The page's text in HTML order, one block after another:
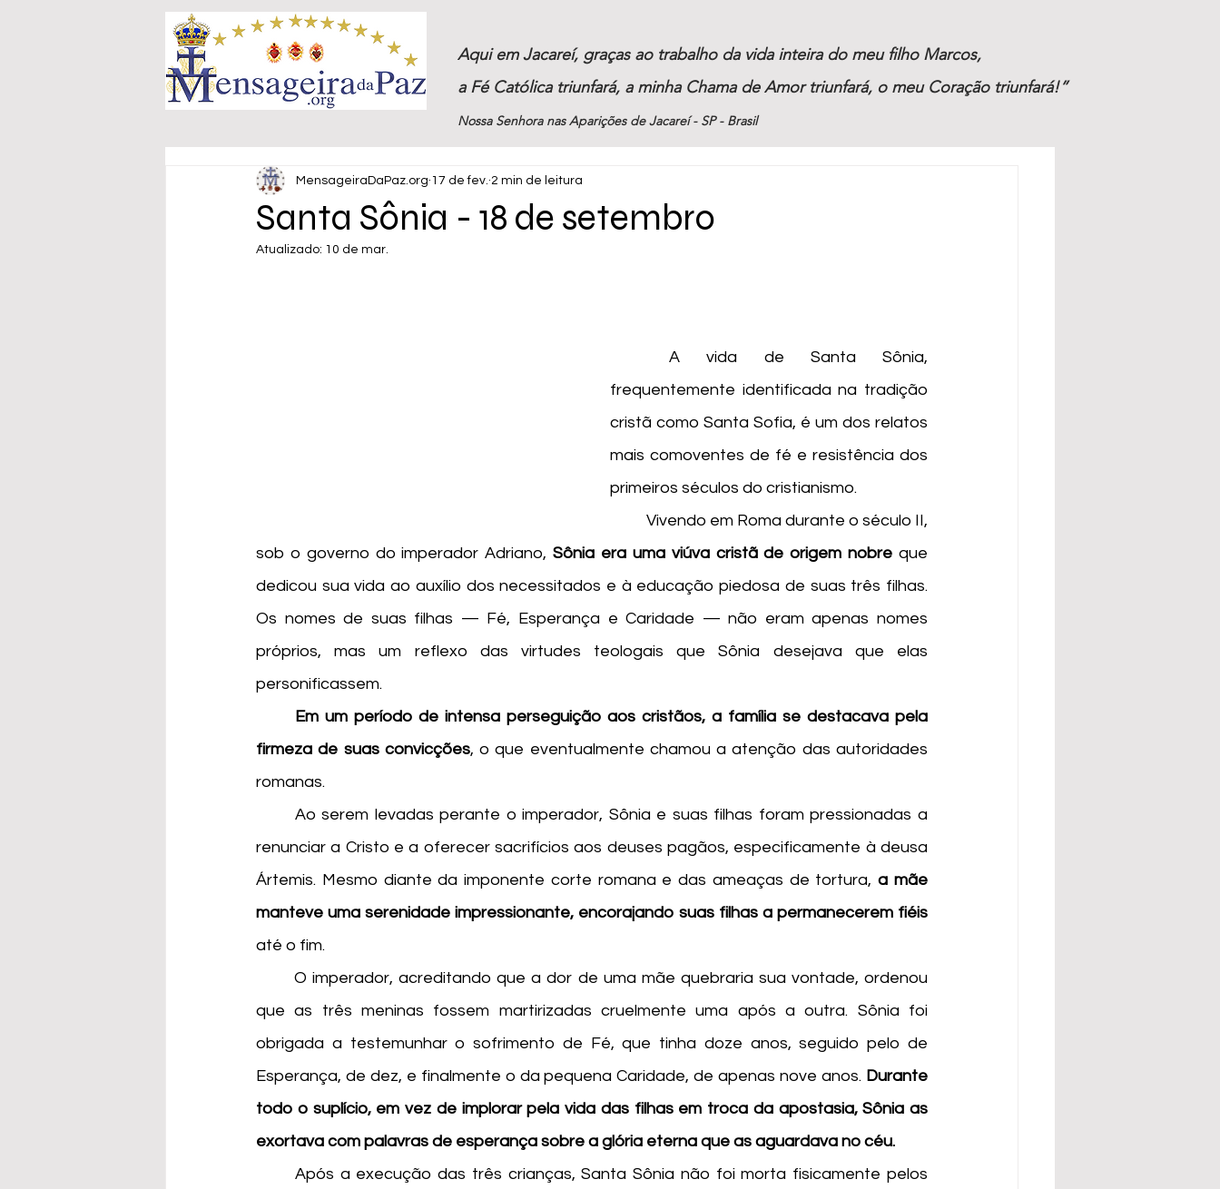
Aqui em Jacareí, graças ao trabalho da vida inteira do meu filho Marcos,
a Fé Católica triunfará, a minha Chama de Amor triunfará, o meu Coração triunfará!”
Nossa Senhora nas Aparições de Jacareí - SP - Brasil
Santa Sônia - 18 de setembro
MensageiraDaPaz.org 17 de fev. 2 min de leitura
Atualizado: 10 de mar.
	A vida de Santa Sônia,
frequentemente identificada na tradição
cristã como Santa Sofia, é um dos relatos
mais comoventes de fé e resistência dos
primeiros séculos do cristianismo.
sob o governo do imperador Adriano, Sônia era uma viúva cristã de origem nobre que
dedicou sua vida ao auxílio dos necessitados e à educação piedosa de suas três filhas.
Os nomes de suas filhas — Fé, Esperança e Caridade — não eram apenas nomes
próprios, mas um reflexo das virtudes teologais que Sônia desejava que elas
personificassem.
Em um período de intensa perseguição aos cristãos, a família se destacava pela
firmeza de suas convicções, o que eventualmente chamou a atenção das autoridades
romanas.
renunciar a Cristo e a oferecer sacrifícios aos deuses pagãos, especificamente à deusa
Ártemis. Mesmo diante da imponente corte romana e das ameaças de tortura, a mãe
manteve uma serenidade impressionante, encorajando suas filhas a permanecerem fiéis
até o fim.
	O imperador, acreditando que a dor de uma mãe quebraria sua vontade, ordenou
que as três meninas fossem martirizadas cruelmente uma após a outra. Sônia foi
obrigada a testemunhar o sofrimento de Fé, que tinha doze anos, seguido pelo de
Esperança, de dez, e finalmente o da pequena Caridade, de apenas nove anos. Durante
todo o suplício, em vez de implorar pela vida das filhas em troca da apostasia, Sônia as
exortava com palavras de esperança sobre a glória eterna que as aguardava no céu.